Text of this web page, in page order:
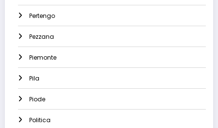
Pertengo
Pezzana
Piemonte
Pila
Piode
Politica